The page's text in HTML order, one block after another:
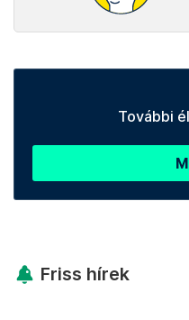
További
Friss hírek